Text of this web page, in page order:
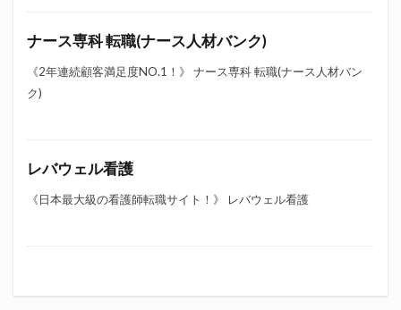
ナース専科 転職(ナース人材バンク)
《2年連続顧客満足度NO.1！》 ナース専科 転職(ナース人材バン
ク)
レバウェル看護
《日本最大級の看護師転職サイト！》 レバウェル看護